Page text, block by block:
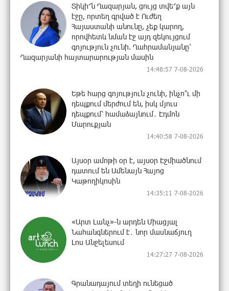
Տիկի՜ն Ղազարյան, ցույց տվե՜ք այն
էջը, որտեղ գրված է Ուժեղ
Հայաստանի անունը, չեք կարող,
որովհետև նման էջ այդ զեկույցում
գոյություն չունի. Ղահրամանյանը՝
Ղազարյանի հայտարարության մասին
14:48:57 7-08-2026
Եթե հարց գոյություն չունի, ինչո՞ւ մի
դեպքում մերժում են, իսկ մյուս
դեպքում՝ համաձայնում․ Էդմոն
Մարուքյան
14:40:58 7-08-2026
Այսօր ամոթի օր է, այսօր Էջմիածնում
դատում են Ամենայն Հայոց
Կաթողիկոսին
14:35:11 7-08-2026
«Արտ Լանչ»-ն արդեն Միացյալ
Նահանգներում է․ նոր մասնաճյուղ
Լոս Անջելեսում
14:27:27 7-08-2026
Գրանադայում տեղի ունեցած